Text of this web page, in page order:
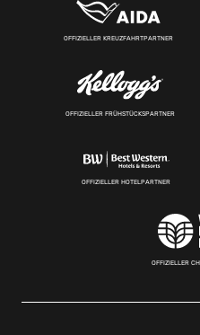
OFFIZIELLER KREUZFAHRTPARTNER
OFFIZIELLER FRÜHSTÜCKSPARTNER
OFFIZIELLER HOTELPARTNER
OFFIZIELLER